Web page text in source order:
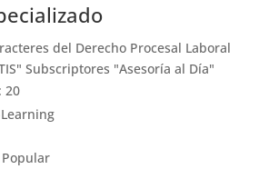
del Derecho Procesal Laboral
Subscriptores "Asesoría al Día"
20
Popular